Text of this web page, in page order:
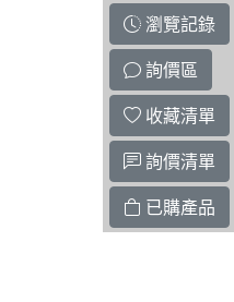
瀏覽記錄
詢價區
收藏清單
詢價清單
已購產品